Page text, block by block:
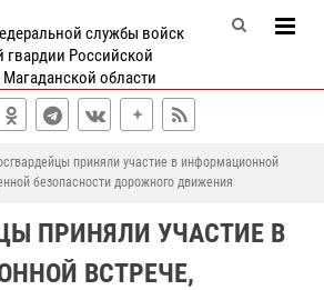
службы войск
гвардии Российской
области
приняли участие в информационной
безопасности дорожного движения
ПРИНЯЛИ УЧАСТИЕ В
ВСТРЕЧЕ,